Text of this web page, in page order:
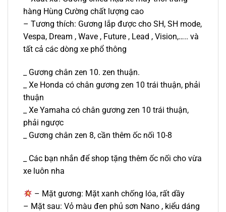
hàng Hùng Cường chất lượng cao
– Tương thích: Gương lắp được cho SH, SH mode,
Vespa, Dream , Wave , Future , Lead , Vision,….. và
tất cả các dòng xe phổ thông
_ Gương chân zen 10. zen thuận.
_ Xe Honda có chân gương zen 10 trái thuận, phải
thuận
_ Xe Yamaha có chân gương zen 10 trái thuận,
phải ngược
_ Gương chân zen 8, cần thêm ốc nối 10-8
_ Các bạn nhắn để shop tặng thêm ốc nối cho vừa
xe luôn nha
– Mặt gương: Mặt xanh chống lóa, rất dầy
– Mặt sau: Vỏ màu đen phủ sơn Nano , kiểu dáng